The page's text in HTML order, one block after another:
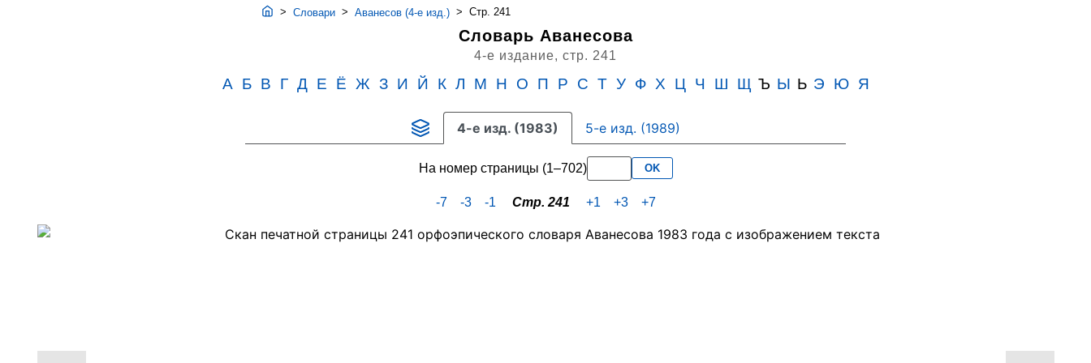
> Словари > Аванесов (4-е изд.) > Стр. 241
Словарь Аванесова
4-е издание, стр. 241
А Б В Г Д Е Ё Ж З И Й К Л М Н О П Р С Т У Ф Х Ц Ч Ш Щ Ъ Ы Ь Э Ю Я
4-е изд. (1983) 5-е изд. (1989)
На номер страницы (1–702) OK
-7 -3 -1 Стр. 241 +1 +3 +7
Скан